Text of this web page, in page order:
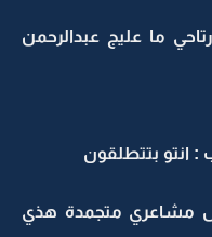
ما عليج عبدالرحمن
انتو بتتطلقون
مشاعري متجمدة هذي